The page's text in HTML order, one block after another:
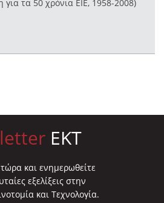
για τα 50 χρόνια ΕΙΕ, 1958-2008)
EKT
και ενημερωθείτε
εξελίξεις στην
και Τεχνολογία.